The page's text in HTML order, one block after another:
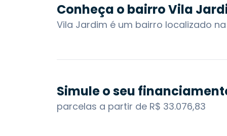
Conheça o bairro Vila
Simule o seu
parcelas a partir de R$ 33.076,83